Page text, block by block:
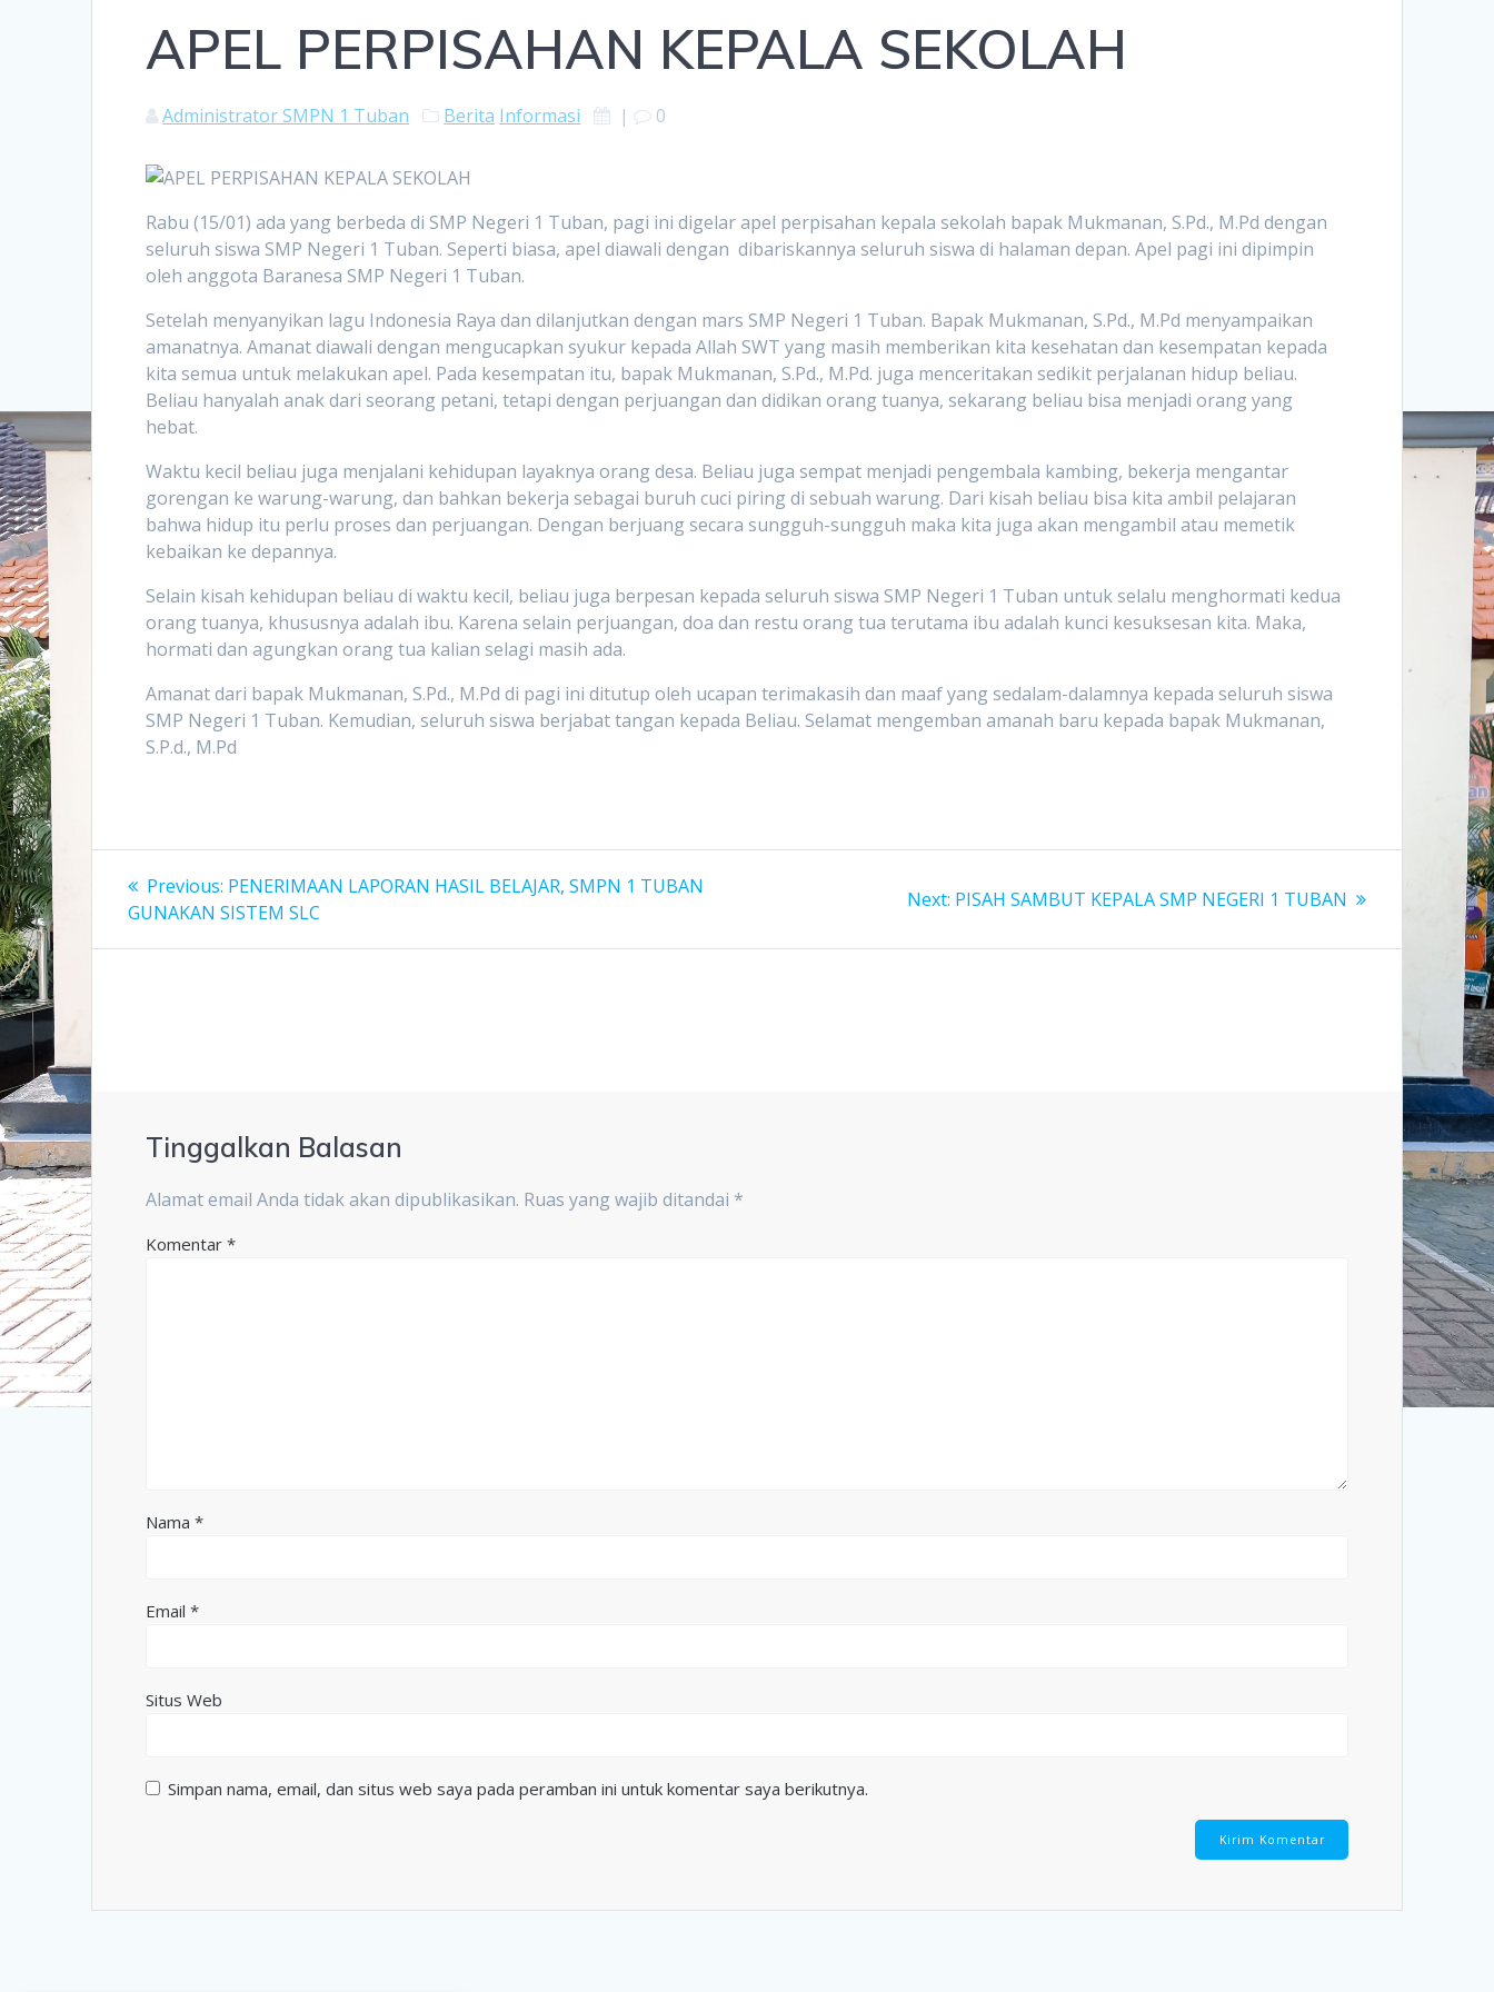
APEL PERPISAHAN KEPALA SEKOLAH
Administrator SMPN 1 Tuban Berita Informasi | 0
Rabu (15/01) ada yang berbeda di SMP Negeri 1 Tuban, pagi ini digelar apel perpisahan kepala sekolah bapak Mukmanan, S.Pd., M.Pd dengan
seluruh siswa SMP Negeri 1 Tuban. Seperti biasa, apel diawali dengan dibariskannya seluruh siswa di halaman depan. Apel pagi ini dipimpin
oleh anggota Baranesa SMP Negeri 1 Tuban.
Setelah menyanyikan lagu Indonesia Raya dan dilanjutkan dengan mars SMP Negeri 1 Tuban. Bapak Mukmanan, S.Pd., M.Pd menyampaikan
amanatnya. Amanat diawali dengan mengucapkan syukur kepada Allah SWT yang masih memberikan kita kesehatan dan kesempatan kepada
kita semua untuk melakukan apel. Pada kesempatan itu, bapak Mukmanan, S.Pd., M.Pd. juga menceritakan sedikit perjalanan hidup beliau.
Beliau hanyalah anak dari seorang petani, tetapi dengan perjuangan dan didikan orang tuanya, sekarang beliau bisa menjadi orang yang
hebat.
Waktu kecil beliau juga menjalani kehidupan layaknya orang desa. Beliau juga sempat menjadi pengembala kambing, bekerja mengantar
gorengan ke warung-warung, dan bahkan bekerja sebagai buruh cuci piring di sebuah warung. Dari kisah beliau bisa kita ambil pelajaran
bahwa hidup itu perlu proses dan perjuangan. Dengan berjuang secara sungguh-sungguh maka kita juga akan mengambil atau memetik
kebaikan ke depannya.
Selain kisah kehidupan beliau di waktu kecil, beliau juga berpesan kepada seluruh siswa SMP Negeri 1 Tuban untuk selalu menghormati kedua
orang tuanya, khususnya adalah ibu. Karena selain perjuangan, doa dan restu orang tua terutama ibu adalah kunci kesuksesan kita. Maka,
hormati dan agungkan orang tua kalian selagi masih ada.
Amanat dari bapak Mukmanan, S.Pd., M.Pd di pagi ini ditutup oleh ucapan terimakasih dan maaf yang sedalam-dalamnya kepada seluruh siswa
SMP Negeri 1 Tuban. Kemudian, seluruh siswa berjabat tangan kepada Beliau. Selamat mengemban amanah baru kepada bapak Mukmanan,
S.P.d., M.Pd
Navigasi
pos
Previous: Previous
post:
PENERIMAAN LAPORAN HASIL BELAJAR, SMPN 1 TUBAN
GUNAKAN SISTEM SLC
Next: Next
PISAH SAMBUT KEPALA SMP NEGERI 1 TUBAN
Tinggalkan Balasan
Alamat email Anda tidak akan dipublikasikan. Ruas yang wajib ditandai *
Komentar*
Nama*
Email*
Situs Web
Simpan nama, email, dan situs web saya pada peramban ini untuk komentar saya berikutnya.